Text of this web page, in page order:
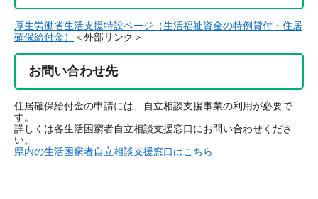
厚生労働省生活支援特設ページ（生活福祉資金の特例貸付・住居
確保給付金）
＜外部リンク＞
お問い合わせ先
住居確保給付金の申請には、自立相談支援事業の利用が必要で
す。
詳しくは各生活困窮者自立相談支援窓口にお問い合わせくださ
い。
県内の生活困窮者自立相談支援窓口はこちら